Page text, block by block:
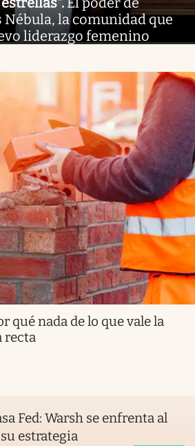
Nébula, la comunidad que
liderazgo femenino
qué nada de lo que vale la
recta
Fed: Warsh se enfrenta al
estrategia